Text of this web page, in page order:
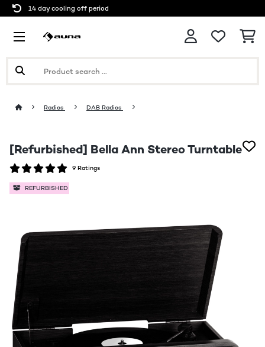
14 day cooling off period
Radios DAB Radios
[Refurbished] Bella Ann Stereo Turntable
9 Ratings
REFURBISHED